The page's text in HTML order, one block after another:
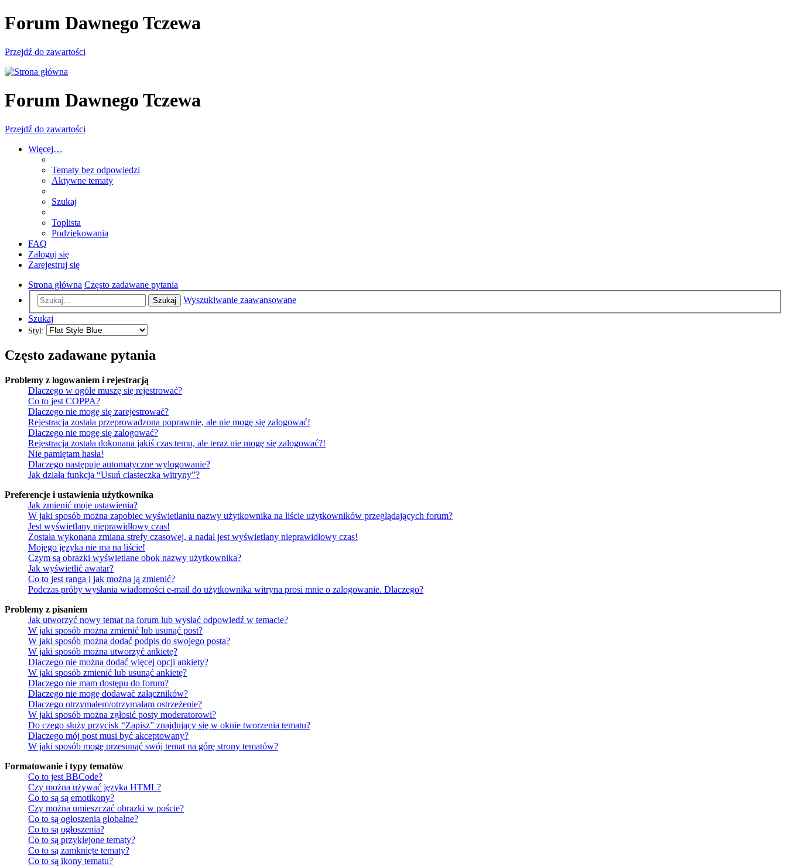
Forum Dawnego Tczewa
Przejdź do zawartości
Forum Dawnego Tczewa
Przejdź do zawartości
Więcej…
Tematy bez odpowiedzi
Aktywne tematy
Szukaj
Toplista
Podziękowania
FAQ
Zaloguj się
Zarejestruj się
Strona główna Często zadawane pytania
Szukaj
Wyszukiwanie zaawansowane
Szukaj
Styl:
Często zadawane pytania
Problemy z logowaniem i rejestracją
Dlaczego w ogóle muszę się rejestrować?
Co to jest COPPA?
Dlaczego nie mogę się zarejestrować?
Rejestracja została przeprowadzona poprawnie, ale nie mogę się zalogować!
Dlaczego nie mogę się zalogować?
Rejestracja została dokonana jakiś czas temu, ale teraz nie mogę się zalogować?!
Nie pamiętam hasła!
Dlaczego następuje automatyczne wylogowanie?
Jak działa funkcja “Usuń ciasteczka witryny”?
Preferencje i ustawienia użytkownika
Jak zmienić moje ustawienia?
W jaki sposób można zapobiec wyświetlaniu nazwy użytkownika na liście użytkowników przeglądających forum?
Jest wyświetlany nieprawidłowy czas!
Została wykonana zmiana strefy czasowej, a nadal jest wyświetlany nieprawidłowy czas!
Mojego języka nie ma na liście!
Czym są obrazki wyświetlane obok nazwy użytkownika?
Jak wyświetlić awatar?
Co to jest ranga i jak można ją zmienić?
Podczas próby wysłania wiadomości e-mail do użytkownika witryna prosi mnie o zalogowanie. Dlaczego?
Problemy z pisaniem
Jak utworzyć nowy temat na forum lub wysłać odpowiedź w temacie?
W jaki sposób można zmienić lub usunąć post?
W jaki sposób można dodać podpis do swojego posta?
W jaki sposób można utworzyć ankietę?
Dlaczego nie można dodać więcej opcji ankiety?
W jaki sposób zmienić lub usunąć ankietę?
Dlaczego nie mam dostępu do forum?
Dlaczego nie mogę dodawać załączników?
Dlaczego otrzymałem/otrzymałam ostrzeżenie?
W jaki sposób można zgłosić posty moderatorowi?
Do czego służy przycisk “Zapisz” znajdujący się w oknie tworzenia tematu?
Dlaczego mój post musi być akceptowany?
W jaki sposób mogę przesunąć swój temat na górę strony tematów?
Formatowanie i typy tematów
Co to jest BBCode?
Czy można używać języka HTML?
Co to są są emotikony?
Czy można umieszczać obrazki w poście?
Co to są ogłoszenia globalne?
Co to są ogłoszenia?
Co to są przyklejone tematy?
Co to są zamknięte tematy?
Co to są ikony tematu?